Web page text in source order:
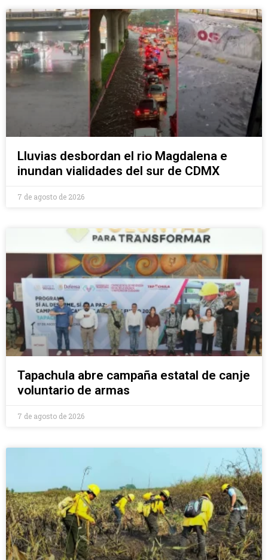
Lluvias desbordan el rio Magdalena e
inundan vialidades del sur de CDMX
7 de agosto de 2026
Tapachula abre campaña estatal de canje
voluntario de armas
7 de agosto de 2026